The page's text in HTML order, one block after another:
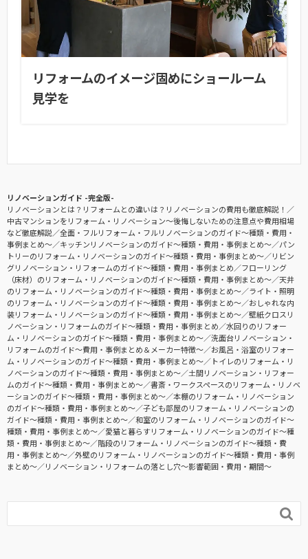
リフォームのイメージ固めにショールーム
見学を
リノベーションガイド -完全版-
リノベーションとは？リフォームとの違いは？リノベーションの費用も徹底解説！
中古マンションをリフォーム・リノベーション〜後悔しないための注意点や費用相場
など徹底解説
全面・フルリフォーム・フルリノベーションのガイド〜種類・費用・
事例まとめ〜
キッチンリノベーションのガイド〜種類・費用・事例まとめ〜
パン
トリーのリフォーム・リノベーションのガイド〜種類・費用・事例まとめ〜
リビン
グリノベーション・リフォームのガイド〜種類・費用・事例まとめ
フローリング
（床材）のリフォーム・リノベーションのガイド〜種類・費用・事例まとめ〜
天井
のリフォーム・リノベーションのガイド〜種類・費用・事例まとめ〜
ライト・照明
のリフォーム・リノベーションのガイド〜種類・費用・事例まとめ〜
おしゃれな内
装リフォーム・リノベーションのガイド〜種類・費用・事例まとめ〜
壁紙クロスリ
ノベーション・リフォームのガイド〜種類・費用・事例まとめ
水回りのリフォー
ム・リノベーションのガイド〜種類・費用・事例まとめ〜
洗面台リノベーション・
リフォームのガイド〜費用・事例まとめ＆メーカー特徴〜
お風呂・浴室のリフォー
ム・リノベーションのガイド〜種類・費用・事例まとめ〜
トイレのリフォーム・リ
ノベーションのガイド〜種類・費用・事例まとめ〜
土間リノベーション・リフォー
ムのガイド〜種類・費用・事例まとめ〜
書斎・ワークスペースのリフォーム・リノベ
ーションのガイド〜種類・費用・事例まとめ〜
本棚のリフォーム・リノベーション
のガイド〜種類・費用・事例まとめ〜
子ども部屋のリフォーム・リノベーションの
ガイド〜種類・費用・事例まとめ〜
和室のリフォーム・リノベーションのガイド〜
種類・費用・事例まとめ〜
愛猫と暮らすリフォーム・リノベーションのガイド〜種
類・費用・事例まとめ〜
階段のリフォーム・リノベーションのガイド〜種類・費
用・事例まとめ〜
外壁のリフォーム・リノベーションのガイド〜種類・費用・事例
まとめ〜
リノベーション・リフォームの落とし穴～影響範囲・費用・期間～
